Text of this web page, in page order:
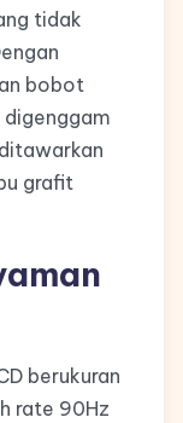
tidak
bobot
grafit
berukuran
rate 90Hz